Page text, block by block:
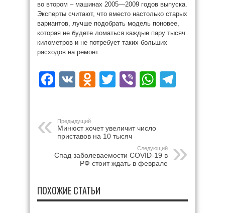
во втором – машинах 2005—2009 годов выпуска.
Эксперты считают, что вместо настолько старых
вариантов, лучше подобрать модель поновее,
которая не будете ломаться каждые пару тысяч
километров и не потребует таких больших
расходов на ремонт.
Facebook
VK Odnoklassniki
Twitter
Viber
Предыдущий
Минюст хочет увеличит число
приставов на 10 тысяч
Следующий
Спад заболеваемости COVID-19 в
РФ стоит ждать в феврале
ПОХОЖИЕ СТАТЬИ